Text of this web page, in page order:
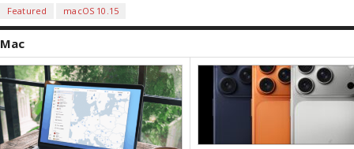
Featured macOS 10.15
Mac